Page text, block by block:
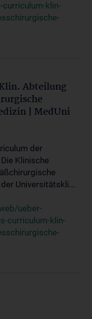
klin-
Abteilung
| MedUni
der
Klinische
Universitätskli...
ueber-
curriculum-klin-